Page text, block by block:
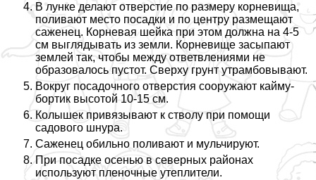
В лунке делают отверстие по размеру корневища,
поливают место посадки и по центру размещают
саженец. Корневая шейка при этом должна на 4-5
см выглядывать из земли. Корневище засыпают
землей так, чтобы между ответвлениями не
образовалось пустот. Сверху грунт утрамбовывают.
Вокруг посадочного отверстия сооружают кайму-
бортик высотой 10-15 см.
Колышек привязывают к стволу при помощи
садового шнура.
Саженец обильно поливают и мульчируют.
При посадке осенью в северных районах
используют пленочные утеплители.